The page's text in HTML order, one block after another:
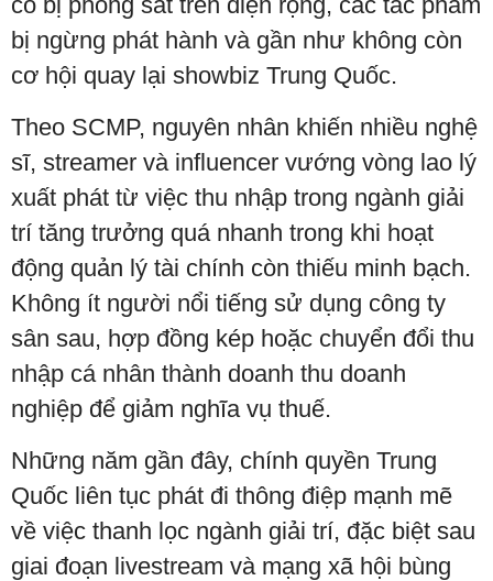
bị ngừng phát hành và gần như không còn
cơ hội quay lại showbiz Trung Quốc.
Theo SCMP, nguyên nhân khiến nhiều nghệ
sĩ, streamer và influencer vướng vòng lao lý
xuất phát từ việc thu nhập trong ngành giải
trí tăng trưởng quá nhanh trong khi hoạt
động quản lý tài chính còn thiếu minh bạch.
Không ít người nổi tiếng sử dụng công ty
sân sau, hợp đồng kép hoặc chuyển đổi thu
nhập cá nhân thành doanh thu doanh
nghiệp để giảm nghĩa vụ thuế.
Những năm gần đây, chính quyền Trung
Quốc liên tục phát đi thông điệp mạnh mẽ
về việc thanh lọc ngành giải trí, đặc biệt sau
giai đoạn livestream và mạng xã hội bùng